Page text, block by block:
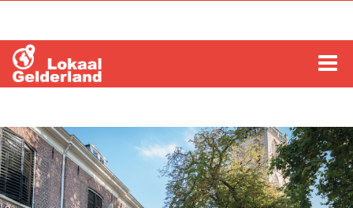
LOCHEM
ZUTPHEN